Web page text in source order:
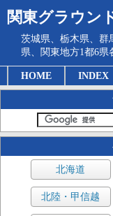
関東グラウン
茨城県、栃木県、群
県、関東地方1都6県
HOME INDEX
北海道
北陸・甲信越